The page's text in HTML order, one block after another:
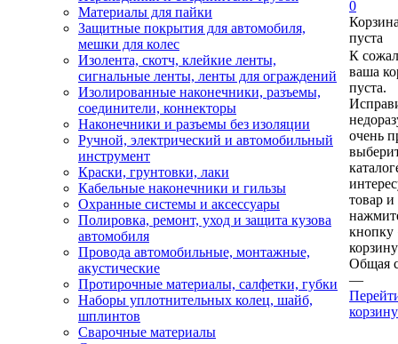
Материалы для пайки
Защитные покрытия для автомобиля,
мешки для колес
Изолента, скотч, клейкие ленты,
сигнальные ленты, ленты для ограждений
Изолированные наконечники, разъемы,
соединители, коннекторы
Наконечники и разъемы без изоляции
Ручной, электрический и автомобильный
инструмент
Краски, грунтовки, лаки
Кабельные наконечники и гильзы
Охранные системы и аксессуары
Полировка, ремонт, уход и защита кузова
автомобиля
Провода автомобильные, монтажные,
акустические
Протирочные материалы, салфетки, губки
Наборы уплотнительных колец, шайб,
шплинтов
Сварочные материалы
0
пуста
К
ваша
пуста.
очень
товар и
кнопку
Общая
—
корзину